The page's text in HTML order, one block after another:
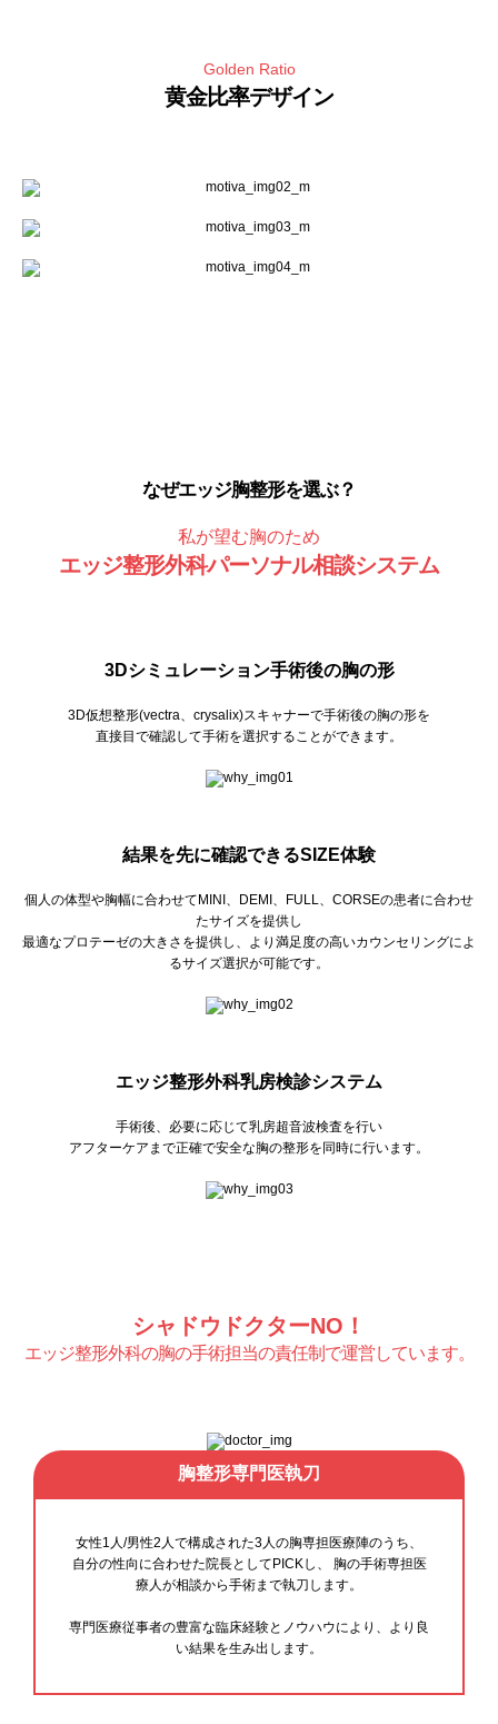
Golden Ratio
黄金比率デザイン
なぜエッジ胸整形を選ぶ？
私が望む胸のため
エッジ整形外科パーソナル相談システム
3Dシミュレーション手術後の胸の形
3D仮想整形(vectra、crysalix)スキャナーで手術後の胸の形を
直接目で確認して手術を選択することができます。
結果を先に確認できるSIZE体験
個人の体型や胸幅に合わせてMINI、DEMI、FULL、CORSEの患者に合わせ
たサイズを提供し
最適なプロテーゼの大きさを提供し、より満足度の高いカウンセリングによ
るサイズ選択が可能です。
エッジ整形外科乳房検診システム
手術後、必要に応じて乳房超音波検査を行い
アフターケアまで正確で安全な胸の整形を同時に行います。
シャドウドクターNO！
エッジ整形外科の胸の手術担当の責任制で運営しています。
胸整形専門医執刀
女性1人/男性2人で構成された3人の胸専担医療陣のうち、
自分の性向に合わせた院長としてPICKし、 胸の手術専担医
療人が相談から手術まで執刀します。
専門医療従事者の豊富な臨床経験とノウハウにより、より良
い結果を生み出します。